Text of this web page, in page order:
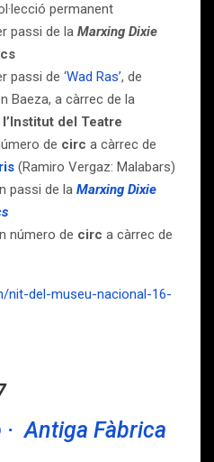
permanent
passi de la Marxing Dixie
passi de ‘Wad Ras’, de
Baeza, a càrrec de la
del Teatre
de circ a càrrec de
(Ramiro Vergaz: Malabars)
passi de la Marxing Dixie
número de circ a càrrec de
nit-del-museu-nacional-16-
Antiga Fàbrica